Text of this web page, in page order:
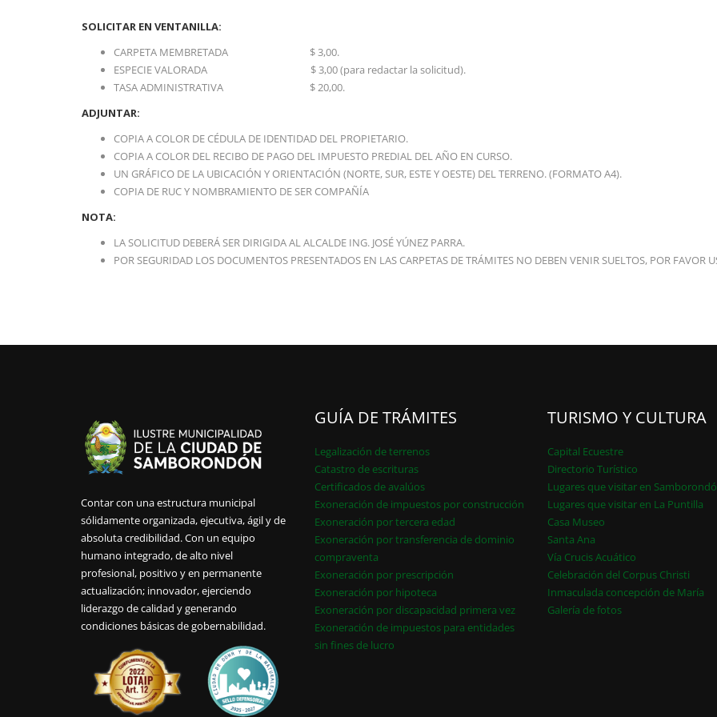
SOLICITAR EN VENTANILLA:
CARPETA MEMBRETADA $ 3,00.
ESPECIE VALORADA $ 3,00 (para redactar la solicitud).
TASA ADMINISTRATIVA $ 20,00.
ADJUNTAR:
COPIA A COLOR DE CÉDULA DE IDENTIDAD DEL PROPIETARIO.
COPIA A COLOR DEL RECIBO DE PAGO DEL IMPUESTO PREDIAL DEL AÑO EN CURSO.
UN GRÁFICO DE LA UBICACIÓN Y ORIENTACIÓN (NORTE, SUR, ESTE Y OESTE) DEL TERRENO. (FORMATO A4).
COPIA DE RUC Y NOMBRAMIENTO DE SER COMPAÑÍA
NOTA:
LA SOLICITUD DEBERÁ SER DIRIGIDA AL ALCALDE ING. JOSÉ YÚNEZ PARRA.
POR SEGURIDAD LOS DOCUMENTOS PRESENTADOS EN LAS CARPETAS DE TRÁMITES NO DEBEN VENIR SUELTOS, POR FAVOR
Contar con una estructura municipal
sólidamente organizada, ejecutiva, ágil y de
absoluta credibilidad. Con un equipo
humano integrado, de alto nivel
profesional, positivo y en permanente
actualización; innovador, ejerciendo
liderazgo de calidad y generando
condiciones básicas de gobernabilidad.
GUÍA DE TRÁMITES
Legalización de terrenos
Catastro de escrituras
Certificados de avalúos
Exoneración de impuestos por construcción
Exoneración por tercera edad
Exoneración por transferencia de dominio
compraventa
Exoneración por prescripción
Exoneración por hipoteca
Exoneración por discapacidad primera vez
Exoneración de impuestos para entidades
sin fines de lucro
TURISMO Y CULTURA
Capital Ecuestre
Directorio Turístico
Lugares que visitar en
Lugares que visitar en La Puntilla
Casa Museo
Santa Ana
Vía Crucis Acuático
Celebración del Corpus Christi
Inmaculada concepción de María
Galería de fotos